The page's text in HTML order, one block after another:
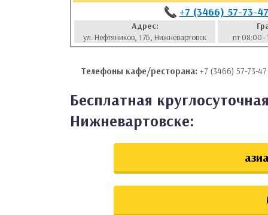
+7 (3466) 57-73-47
Адрес:
ул. Нефтяников, 17Б, Нижневартовск
пт
Телефоны кафе/ресторана: +7 (3466) 57-73-
Бесплатная
Нижневартовске: